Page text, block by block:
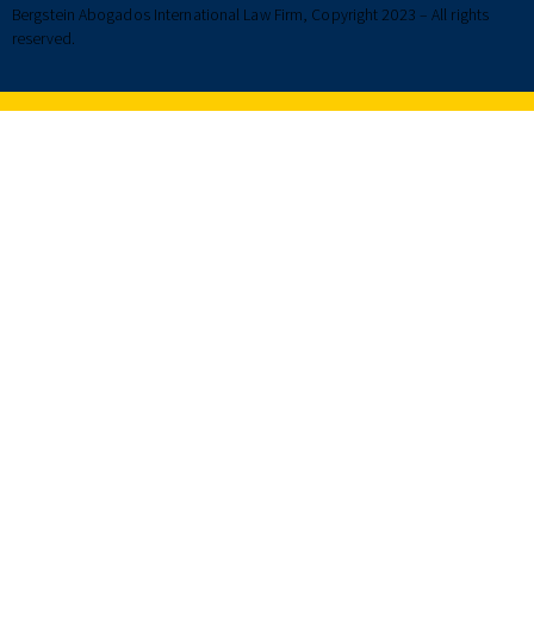
Bergstein Abogados International Law Firm, Copyright 2023 – All rights
reserved.